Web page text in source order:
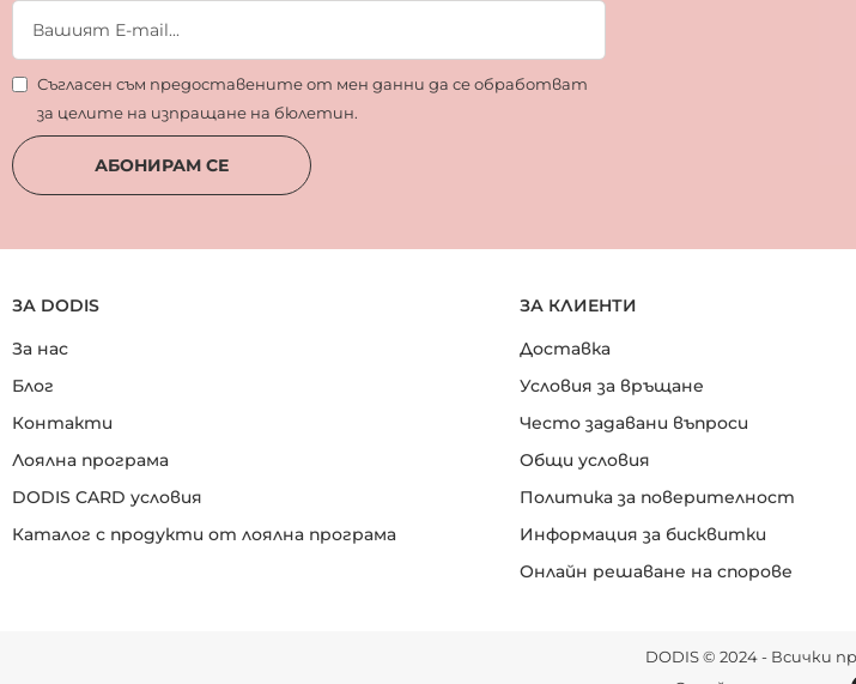
Съгласен съм предоставените от мен данни да се обработват
за целите на изпращане на бюлетин.
АБОНИРАМ СЕ
ЗА DODIS
За нас
Блог
Контакти
Лоялна програма
DODIS CARD условия
Каталог с продукти от лоялна програма
ЗА КЛИЕНТИ
Доставка
Условия за връщане
Често задавани въпроси
Общи условия
Политика за поверителност
Информация за бисквитки
Онлайн решаване на спорове
DODIS © 2024 - Всички